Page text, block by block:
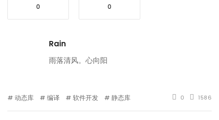
0 0
Rain
雨落清风。心向阳
动态库 编译 软件开发 静态库 0 1586